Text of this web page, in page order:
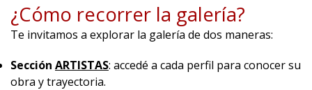
¿Cómo recorrer la galería?
Te invitamos a explorar la galería de dos maneras:
Sección ARTISTAS: accedé a cada perfil para conocer su
obra y trayectoria.